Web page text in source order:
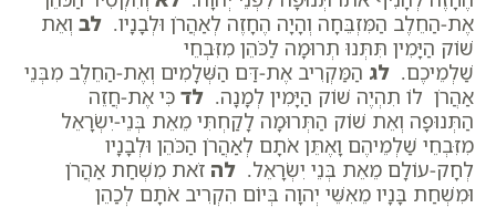
אֶת-הַחֵלֶב הַמִּזְבֵּחָה וְהָיָה הֶחָזֶה לְאַהֲרֹן וּלְבָנָיו. לב וְאֵת
שׁוֹק הַיָּמִין תִּתְּנוּ תְרוּמָה לַכֹּהֵן מִזִּבְחֵי
שַׁלְמֵיכֶם. לג הַמַּקְרִיב אֶת-דַּם הַשְּׁלָמִים וְאֶת-הַחֵלֶב מִבְּנֵי
אַהֲרֹן לוֹ תִהְיֶה שׁוֹק הַיָּמִין לְמָנָה. לד כִּי אֶת-חֲזֵה
הַתְּנוּפָה וְאֵת שׁוֹק הַתְּרוּמָה לָקַחְתִּי מֵאֵת בְּנֵי-יִשְׂרָאֵל
מִזִּבְחֵי שַׁלְמֵיהֶם וָאֶתֵּן אֹתָם לְאַהֲרֹן הַכֹּהֵן וּלְבָנָיו
לְחָק-עוֹלָם מֵאֵת בְּנֵי יִשְׂרָאֵל. לה זֹאת מִשְׁחַת אַהֲרֹן
וּמִשְׁחַת בָּנָיו מֵאִשֵּׁי יְהוָה בְּיוֹם הִקְרִיב אֹתָם לְכַהֵן